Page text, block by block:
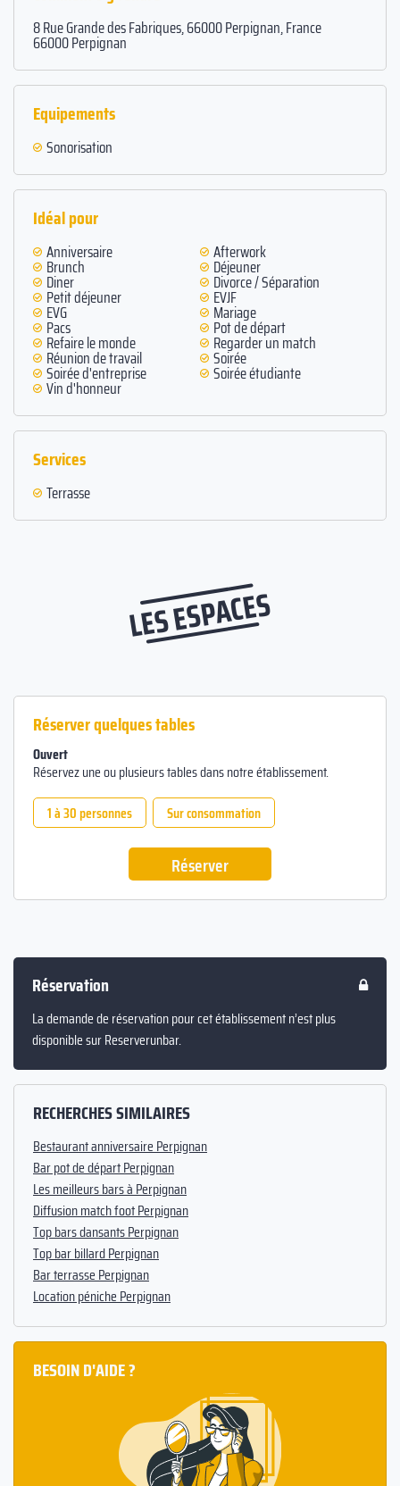
8 Rue Grande des Fabriques, 66000 Perpignan, France
66000 Perpignan
Equipements
Sonorisation
Idéal pour
Anniversaire Afterwork
Brunch Déjeuner
Diner Divorce / Séparation
Petit déjeuner EVJF
EVG Mariage
Pacs Pot de départ
Refaire le monde Regarder un match
Réunion de travail Soirée
Soirée d'entreprise Soirée étudiante
Vin d'honneur
Services
Terrasse
LES ESPACES
Réserver quelques tables
Ouvert
Réservez une ou plusieurs tables dans notre établissement.
1 à 30 personnes
Sur consommation
Réserver
Réservation
La demande de réservation pour cet établissement n’est plus
disponible sur Reserverunbar.
RECHERCHES SIMILAIRES
Bestaurant anniversaire Perpignan
Bar pot de départ Perpignan
Les meilleurs bars à Perpignan
Diffusion match foot Perpignan
Top bars dansants Perpignan
Top bar billard Perpignan
Bar terrasse Perpignan
Location péniche Perpignan
BESOIN D'AIDE ?